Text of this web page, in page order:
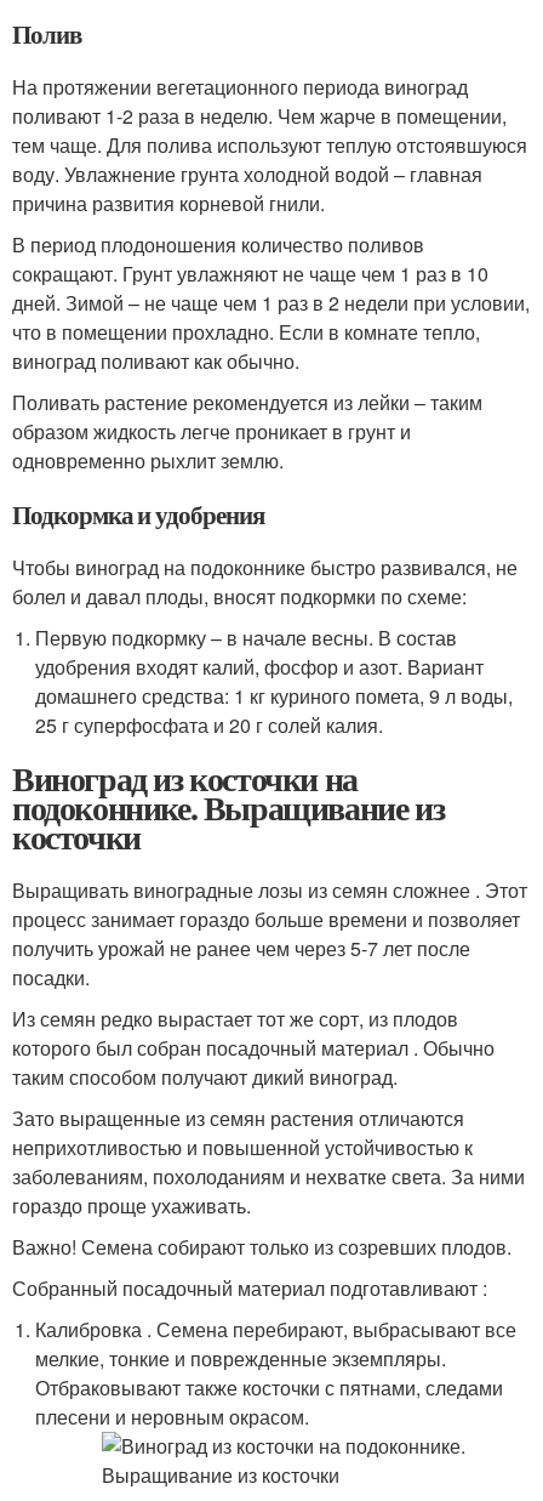
Полив
На протяжении вегетационного периода виноград
поливают 1-2 раза в неделю. Чем жарче в помещении,
тем чаще. Для полива используют теплую отстоявшуюся
воду. Увлажнение грунта холодной водой – главная
причина развития корневой гнили.
В период плодоношения количество поливов
сокращают. Грунт увлажняют не чаще чем 1 раз в 10
дней. Зимой – не чаще чем 1 раз в 2 недели при условии,
что в помещении прохладно. Если в комнате тепло,
виноград поливают как обычно.
Поливать растение рекомендуется из лейки – таким
образом жидкость легче проникает в грунт и
одновременно рыхлит землю.
Подкормка и удобрения
Чтобы виноград на подоконнике быстро развивался, не
болел и давал плоды, вносят подкормки по схеме:
Первую подкормку – в начале весны. В состав
удобрения входят калий, фосфор и азот. Вариант
домашнего средства: 1 кг куриного помета, 9 л воды,
25 г суперфосфата и 20 г солей калия.
Виноград из косточки на
подоконнике. Выращивание из
косточки
Выращивать виноградные лозы из семян сложнее . Этот
процесс занимает гораздо больше времени и позволяет
получить урожай не ранее чем через 5-7 лет после
посадки.
Из семян редко вырастает тот же сорт, из плодов
которого был собран посадочный материал . Обычно
таким способом получают дикий виноград.
Зато выращенные из семян растения отличаются
неприхотливостью и повышенной устойчивостью к
заболеваниям, похолоданиям и нехватке света. За ними
гораздо проще ухаживать.
Важно! Семена собирают только из созревших плодов.
Собранный посадочный материал подготавливают :
Калибровка . Семена перебирают, выбрасывают все
мелкие, тонкие и поврежденные экземпляры.
Отбраковывают также косточки с пятнами, следами
плесени и неровным окрасом.